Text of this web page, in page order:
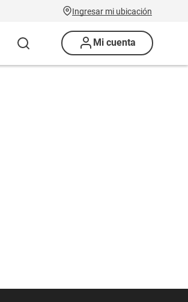
Ingresar mi ubicación
Mi cuenta